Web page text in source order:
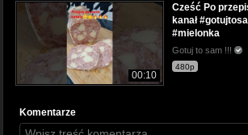
00:10
Cześć Po
kanał
#mielonka
Gotuj to sam !!!
480p
Komentarze